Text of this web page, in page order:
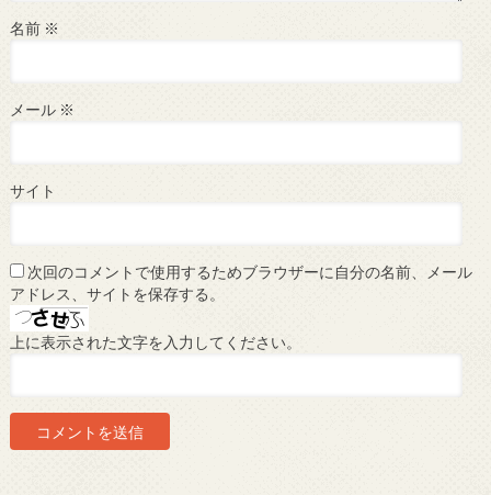
名前 ※
メール ※
サイト
次回のコメントで使用するためブラウザーに自分の名前、メール
アドレス、サイトを保存する。
上に表示された文字を入力してください。